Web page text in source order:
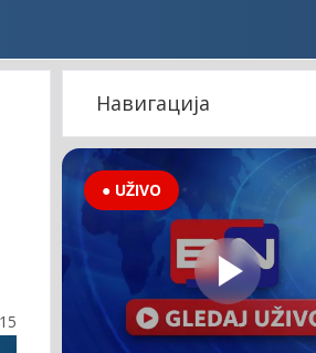
Навигација
● UŽIVO